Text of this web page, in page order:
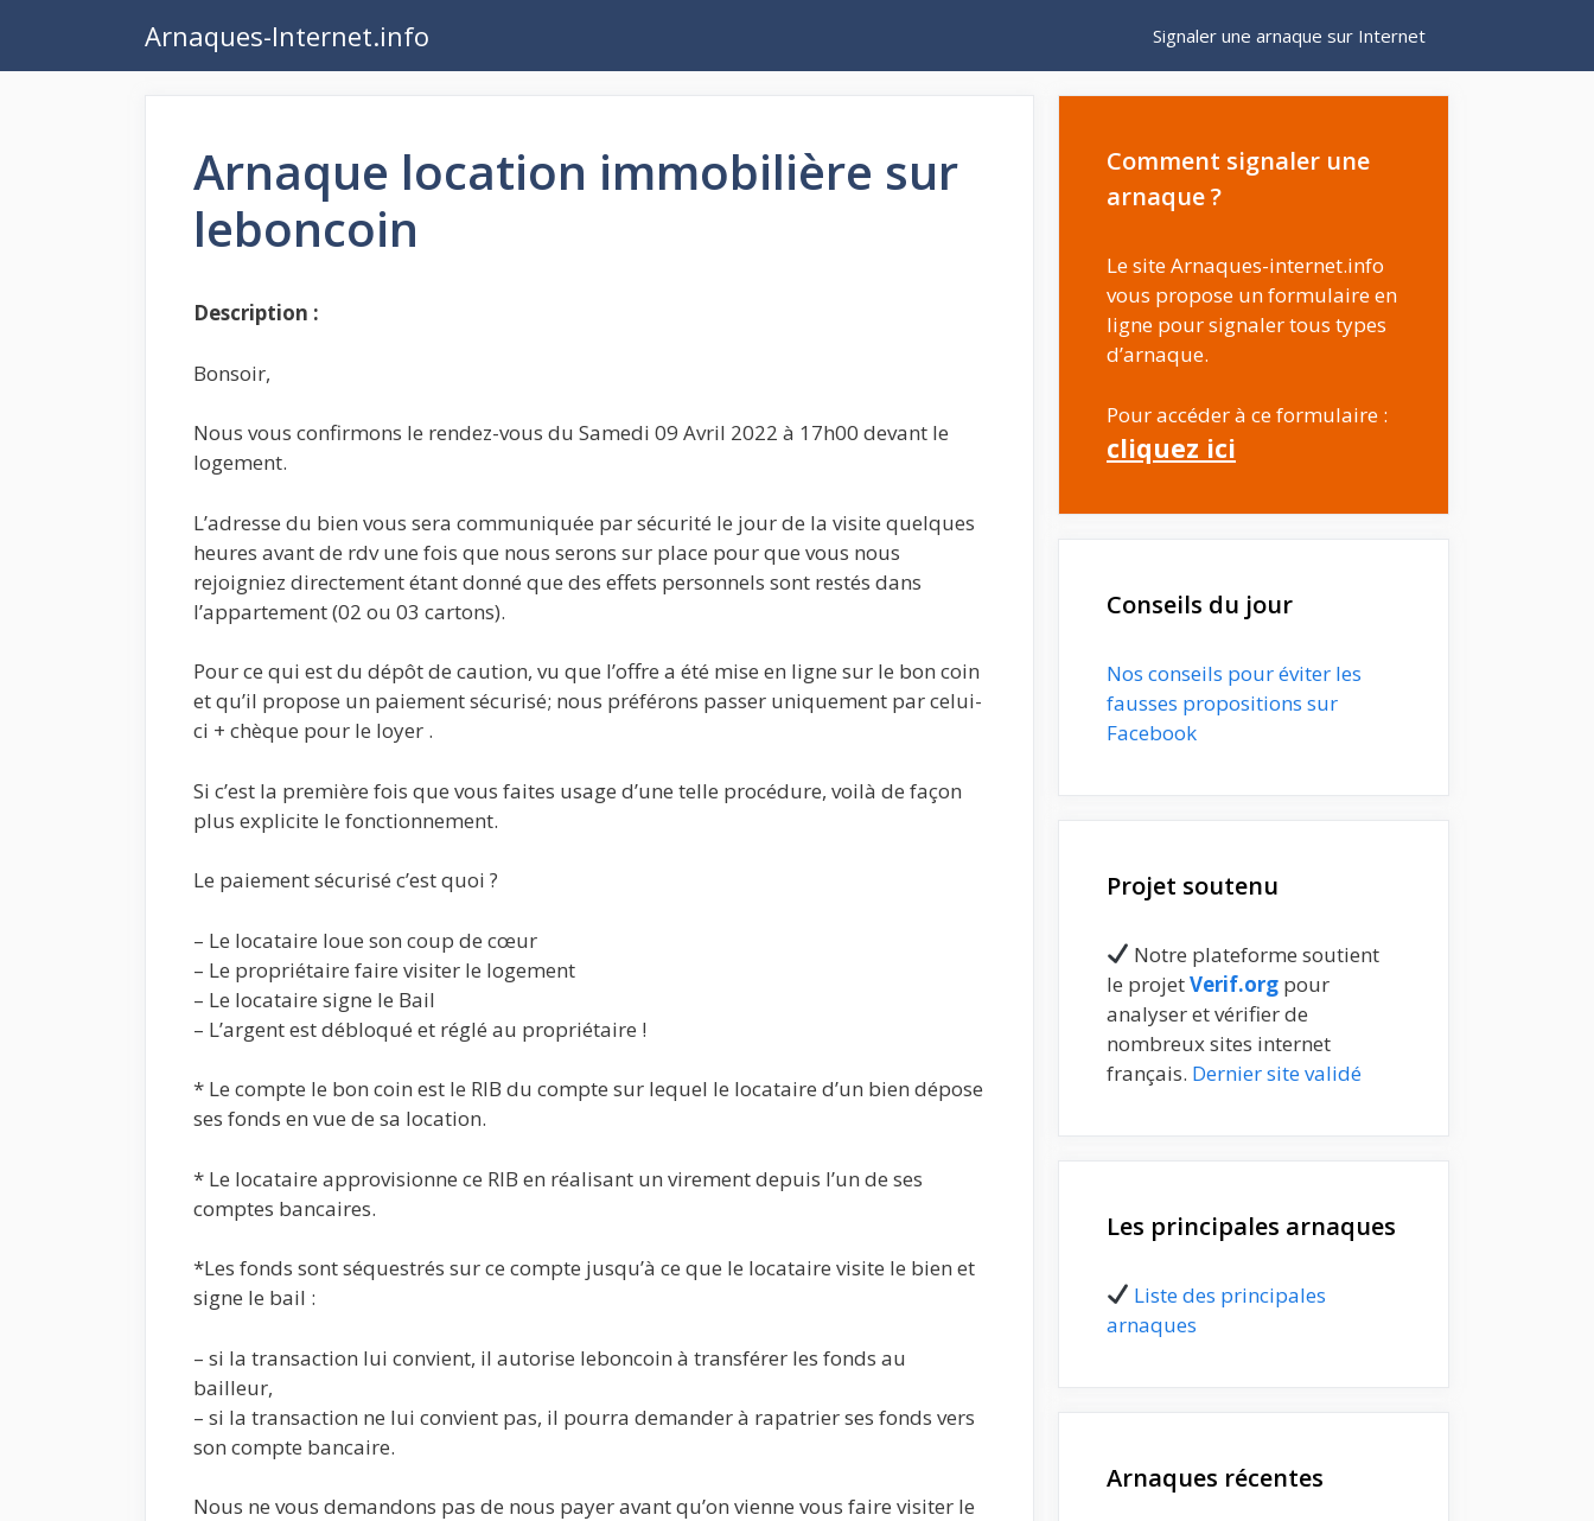
contenu
Arnaques-Internet.info Signaler une arnaque sur Internet
Arnaque location immobilière sur
leboncoin
Description :
Bonsoir,
Nous vous confirmons le rendez-vous du Samedi 09 Avril 2022 à 17h00 devant le
logement.
L’adresse du bien vous sera communiquée par sécurité le jour de la visite quelques
heures avant de rdv une fois que nous serons sur place pour que vous nous
rejoigniez directement étant donné que des effets personnels sont restés dans
l’appartement (02 ou 03 cartons).
Pour ce qui est du dépôt de caution, vu que l’offre a été mise en ligne sur le bon coin
et qu’il propose un paiement sécurisé; nous préférons passer uniquement par celui-
ci + chèque pour le loyer .
Si c’est la première fois que vous faites usage d’une telle procédure, voilà de façon
plus explicite le fonctionnement.
Le paiement sécurisé c’est quoi ?
– Le locataire loue son coup de cœur
– Le propriétaire faire visiter le logement
– Le locataire signe le Bail
– L’argent est débloqué et réglé au propriétaire !
* Le compte le bon coin est le RIB du compte sur lequel le locataire d’un bien dépose
ses fonds en vue de sa location.
* Le locataire approvisionne ce RIB en réalisant un virement depuis l’un de ses
comptes bancaires.
*Les fonds sont séquestrés sur ce compte jusqu’à ce que le locataire visite le bien et
signe le bail :
– si la transaction lui convient, il autorise leboncoin à transférer les fonds au
bailleur,
– si la transaction ne lui convient pas, il pourra demander à rapatrier ses fonds vers
son compte bancaire.
Nous ne vous demandons pas de nous payer avant qu’on vienne vous faire visiter le
Comment signaler une
arnaque ?
Le site Arnaques-internet.info
vous propose un formulaire en
ligne pour signaler tous types
d’arnaque.
Pour accéder à ce formulaire :
cliquez ici
Conseils du jour
Nos conseils pour éviter les
fausses propositions sur
Facebook
Projet soutenu
Notre plateforme soutient
le projetVerif.org pour
analyser et vérifier de
nombreux sites internet
français. Dernier site validé
Les principales arnaques
Liste des principales
arnaques
Arnaques récentes